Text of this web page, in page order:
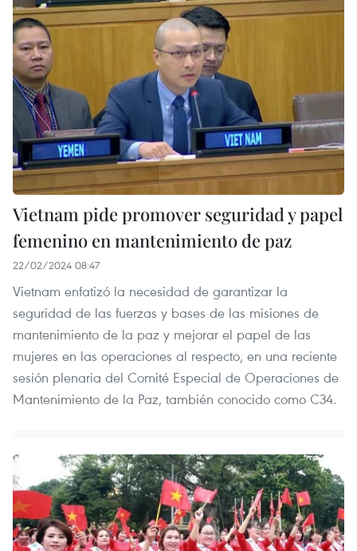
Vietnam pide promover seguridad y papel
femenino en mantenimiento de paz
22/02/2024 08:47
Vietnam enfatizó la necesidad de garantizar la
seguridad de las fuerzas y bases de las misiones de
mantenimiento de la paz y mejorar el papel de las
mujeres en las operaciones al respecto, en una reciente
sesión plenaria del Comité Especial de Operaciones de
Mantenimiento de la Paz, también conocido como C34.